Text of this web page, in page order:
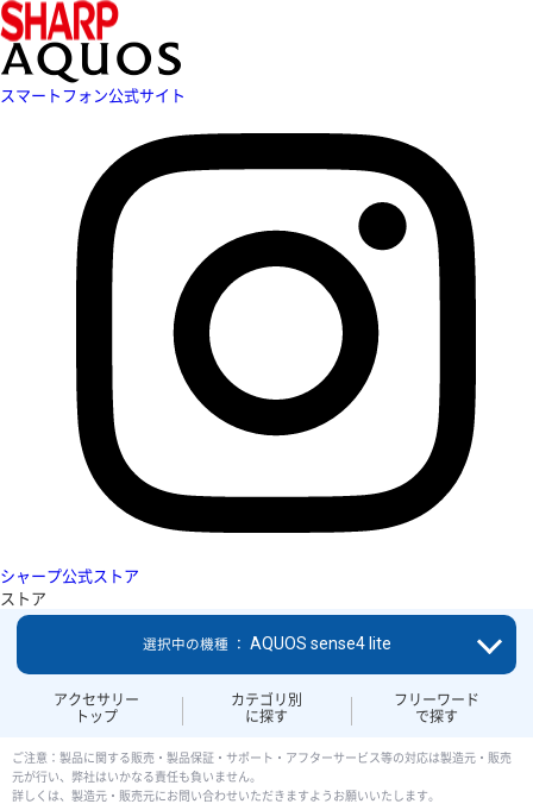
スマートフォン公式サイト
シャープ公式ストア
ストア
アクセサリー
トップ
カテゴリ別
に探す
フリーワード
で探す
選択中の機種 ： AQUOS sense4 lite
ご注意：製品に関する販売・製品保証・サポート・アフターサービス等の対応は製造元・販売
元が行い、弊社はいかなる責任も負いません。
詳しくは、製造元・販売元にお問い合わせいただきますようお願いいたします。